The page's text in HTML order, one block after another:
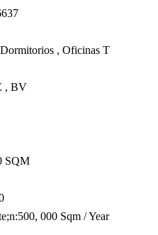
, Oficinas T
, BV
SQM
500, 000 Sqm / Year